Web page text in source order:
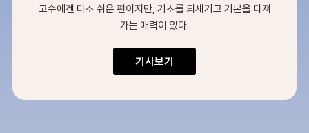
고수에겐 다소 쉬운 편이지만, 기초를 되새기고 기본을 다져
가는 매력이 있다.
기사보기